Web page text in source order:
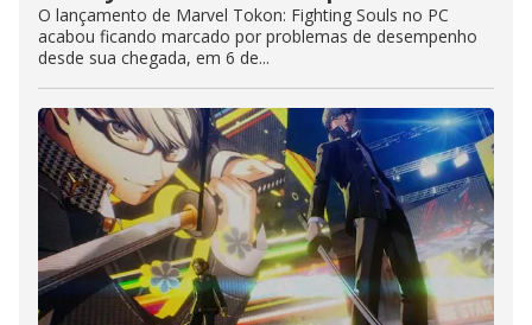
O lançamento de Marvel Tokon: Fighting Souls no PC
acabou ficando marcado por problemas de desempenho
desde sua chegada, em 6 de...